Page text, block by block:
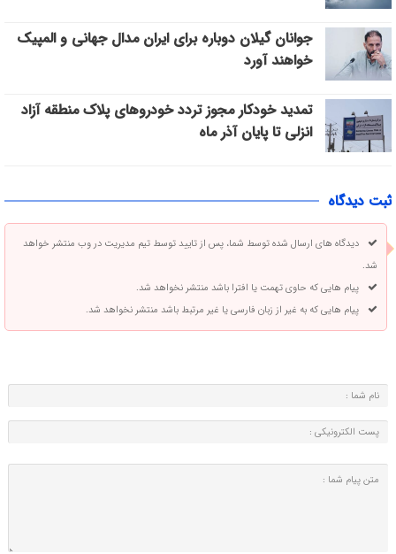
جوانان گیلان دوباره برای ایران مدال جهانی و المپیک
خواهند آورد
تمدید خودکار مجوز تردد خودروهای پلاک منطقه آزاد
انزلی تا پایان آذر ماه
ثبت دیدگاه
دیدگاه های ارسال شده توسط شما، پس از تایید توسط تیم مدیریت در وب منتشر خواهد
شد.
پیام هایی که حاوی تهمت یا افترا باشد منتشر نخواهد شد.
پیام هایی که به غیر از زبان فارسی یا غیر مرتبط باشد منتشر نخواهد شد.